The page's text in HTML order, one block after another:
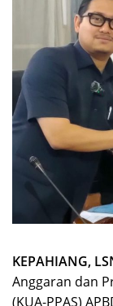
KEPAHIANG,
Anggaran dan
(KUA-PPAS)